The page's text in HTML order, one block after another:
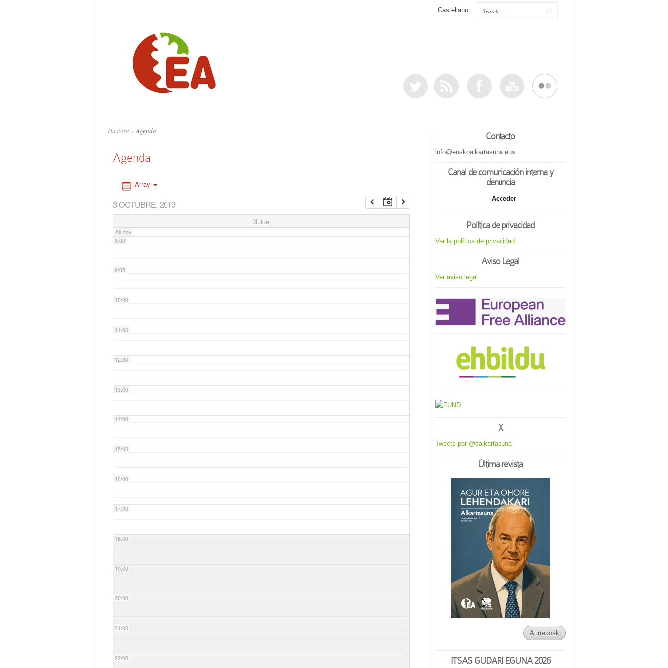
Castellano
Hasiera »Agenda
Agenda
Array
3 OCTUBRE, 2019
3 Jue
All-day
6:00
8:00
9:00
10:00
11:00
12:00
13:00
14:00
15:00
16:00
17:00
18:00
19:00
20:00
21:00
22:00
Contacto
info@euskoalkartasuna.eus
Canal de comunicación interna y
denuncia
Acceder
Política de privacidad
Ver la política de privacidad
Aviso Legal
Ver aviso legal
X
Tweets por @ealkartasuna
Última revista
Aurrekoak
ITSAS GUDARI EGUNA 2026